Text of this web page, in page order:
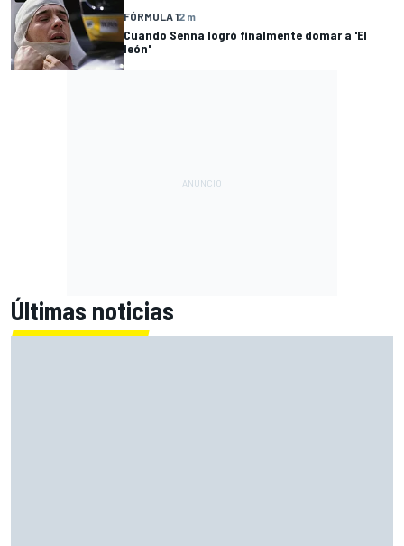
FÓRMULA 12 m
Cuando Senna logró finalmente domar a 'El
león'
Últimas noticias